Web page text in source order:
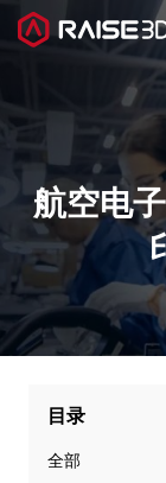
3D打印机
软件
材料
行业应用
发现
航空电
目录
全部